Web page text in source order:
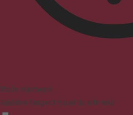
Mode malvoyant
Améliore l'aspect visuel du site web